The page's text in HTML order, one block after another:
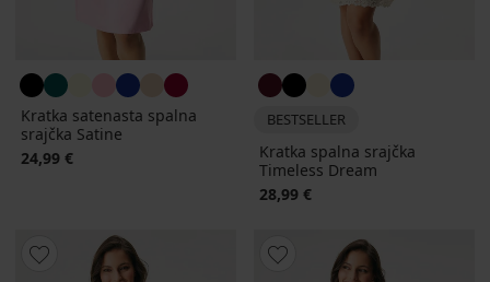
Kratka satenasta spalna
srajčka Satine
24,99 €
BESTSELLER
Kratka spalna srajčka
Timeless Dream
28,99 €